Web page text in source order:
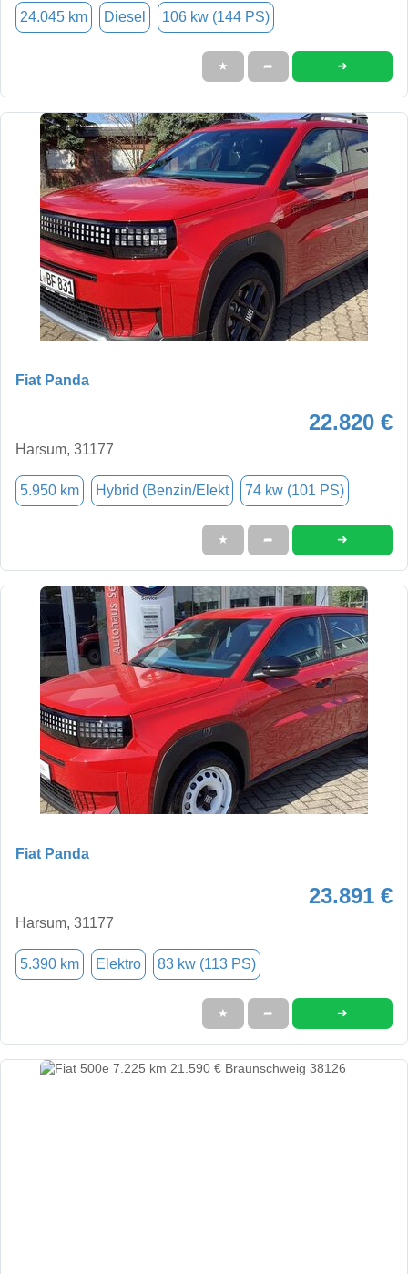
24.045 km Diesel 106 kw (144 PS)
★ ➦ ➜
Fiat Panda
22.820 €
Harsum, 31177
5.950 km Hybrid (Benzin/Elekt 74 kw (101 PS)
★ ➦ ➜
Fiat Panda
23.891 €
Harsum, 31177
5.390 km Elektro 83 kw (113 PS)
★ ➦ ➜